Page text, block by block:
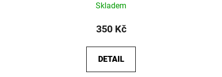
hodnocení
produktu
5,0
z
Skladem
350 Kč
DETAIL